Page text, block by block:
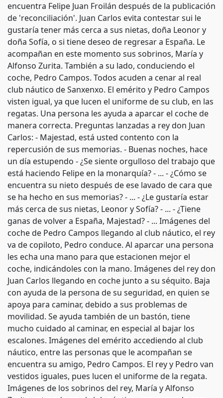
encuentra Felipe Juan Froilán después de la publicación
de 'reconciliación'. Juan Carlos evita contestar sui le
gustaría tener más cerca a sus nietas, doña Leonor y
doña Sofía, o si tiene deseo de regresar a España. Le
acompañan en este momento sus sobrinos, María y
Alfonso Zurita. También a su lado, conduciendo el
coche, Pedro Campos. Todos acuden a cenar al real
club náutico de Sanxenxo. El emérito y Pedro Campos
visten igual, ya que lucen el uniforme de su club, en las
regatas. Una persona les ayuda a aparcar el coche de
manera correcta. Preguntas lanzadas a rey don Juan
Carlos: - Majestad, está usted contento con la
repercusión de sus memorias. - Buenas noches, hace
un día estupendo - ¿Se siente orgulloso del trabajo que
está haciendo Felipe en la monarquía? - ... - ¿Cómo se
encuentra su nieto después de ese lavado de cara que
se ha hecho en sus memorias? - ... - ¿Le gustaría estar
más cerca de sus nietas, Leonor y Sofía? - ... - ¿Tiene
ganas de volver a España, Majestad? - ... Imágenes del
coche de Pedro Campos llegando al club náutico, el rey
va de copiloto, Pedro conduce. Al aparcar una persona
les echa una mano para que estacionen mejor el
coche, indicándoles con la mano. Imágenes del rey don
Juan Carlos llegando en coche junto a su séquito. Baja
con ayuda de la persona de su seguridad, en quien se
apoya para caminar, debido a sus problemas de
movilidad. Se ayuda también de un bastón, tiene
mucho cuidado al caminar, en especial al bajar los
escalones. Imágenes del emérito accediendo al club
náutico, entre las personas que le acompañan se
encuentra su amigo, Pedro Campos. El rey y Pedro van
vestidos iguales, pues lucen el uniforme de la regata.
Imágenes de los sobrinos del rey, María y Alfonso